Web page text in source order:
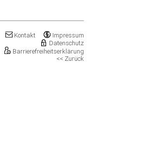
Stadt
Stadt
Impressum
Kontakt
Datenschutz
Barrierefreiheitserklärung
<< Zurück